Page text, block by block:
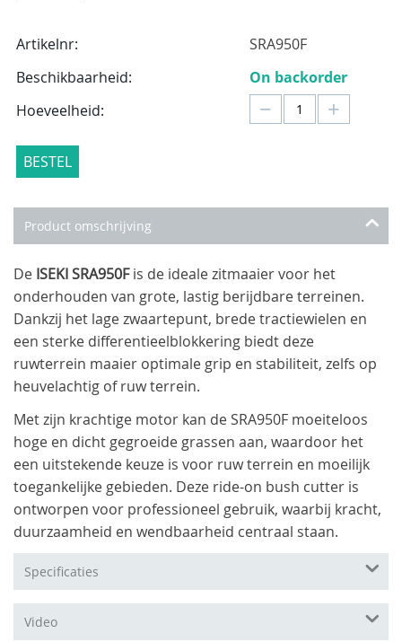
Artikelnr:
SRA950F
Beschikbaarheid:
On backorder
Hoeveelheid:
+
−
BESTEL
Product omschrijving
De ISEKI SRA950Fis de ideale zitmaaier voor het
onderhouden van grote, lastig berijdbare terreinen.
Dankzij het lage zwaartepunt, brede tractiewielen en
een sterke differentieelblokkering biedt deze
ruwterrein maaier optimale grip en stabiliteit, zelfs op
heuvelachtig of ruw terrein.
Met zijn krachtige motor kan de SRA950F moeiteloos
hoge en dicht gegroeide grassen aan, waardoor het
een uitstekende keuze is voor ruw terrein en moeilijk
toegankelijke gebieden. Deze ride-on bush cutter is
ontworpen voor professioneel gebruik, waarbij kracht,
duurzaamheid en wendbaarheid centraal staan.
Specificaties
Video